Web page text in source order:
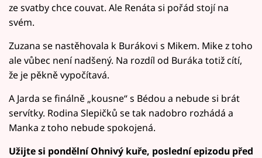
ze svatby chce couvat. Ale Renáta si pořád stojí na
svém.
Zuzana se nastěhovala k Burákovi s Mikem. Mike z toho
ale vůbec není nadšený. Na rozdíl od Buráka totiž cítí,
že je pěkně vypočítavá.
A Jarda se finálně „kousne“ s Bédou a nebude si brát
servítky. Rodina Slepičků se tak nadobro rozhádá a
Manka z toho nebude spokojená.
Užijte si pondělní Ohnivý kuře, poslední epizodu před